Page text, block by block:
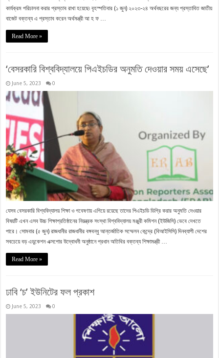
কার্যক্রম পরিচালনা করার প্রস্তাব রাখা হয়েছে৷ বৃহস্পতিবার (১ জুন) ২০২৩-২৪ অর্থবছরের জন্য প্রস্তাবিত জাতীয়
বাজেট বক্তব্য এ প্রস্তাব করেন অর্থমন্ত্রী আ হ ফ …
Read More »
‘বেসরকারি বিশ্ববিদ্যালয়ে পিএইচডির অনুমতি দেওয়ার সময় এসেছে’
June 5, 2023 0
যেসব বেসরকারি বিশ্ববিদ্যালয় শিক্ষা ও গবেষণায় এগিয়ে রয়েছে তাদের পিএইচডি ডিগ্রি করার অনুমতি দেওয়ার
বিষয়টি এখন এসব উচ্চ শিক্ষাপ্রতিষ্ঠানের নিয়ন্ত্রক সংস্থা বিশ্ববিদ্যালয় মঞ্জুরী কমিশন (ইউজিসি) ভেবে দেখতে
পারে। সোমবার (৫ জুন) রাজধানীর রাজধানীর বঙ্গবন্ধু আন্তর্জাতিক সম্মেলন কেন্দ্রে (বিআইসিসি) দিনব্যাপী দেশের
সবচেয়ে বড় এডুকেশন এক্সপোর উদ্বোধনী অনুষ্ঠানে প্রধান অতিথির বক্তব্য শিক্ষামন্ত্রী …
Read More »
ঢাবি ‘চ’ ইউনিটের ফল প্রকাশ
June 5, 2023 0